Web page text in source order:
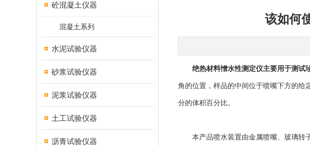
砼混凝土仪器
混凝土系列
水泥试验仪器
砂浆试验仪器
泥浆试验仪器
土工试验仪器
沥青试验仪器
该如何
绝热材料憎水性测定仪主要用于测试
角的位置，样品的中间位于喷嘴下方的给
分的体积百分比。
本产品喷水装置由金属喷嘴、玻璃转子